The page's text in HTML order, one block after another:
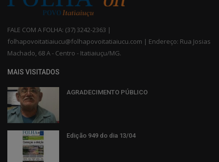
FALE COM A FOLHA: (37) 3242-2363 |
folhapovoitatiaiucu@folhapovoitatiaiucu.com | Endereço: Rua Josias
Machado, 68 A - Centro - Itatiaiuçu/MG.
MAIS VISITADOS
AGRADECIMENTO PÚBLICO
Edição 949 do dia 13/04